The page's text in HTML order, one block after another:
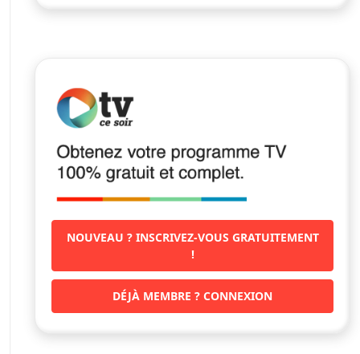
NOUVEAU ? INSCRIVEZ-VOUS GRATUITEMENT
!
DÉJÀ MEMBRE ? CONNEXION